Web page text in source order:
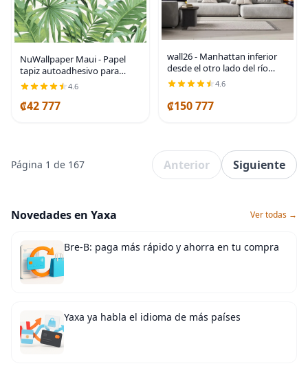
NuWallpaper Maui - Papel
tapiz autoadhesivo para
pared, papel de contacto
extraíble de hojas tropicales
verdes para paredes,
4.6
₡42 777
wall26 - Manhattan inferior
desde el otro lado del río
Hudson en la ciudad de
Nueva York. - Mural de pared
removible. Papel pintado
grande Obra de
4.6
₡150 777
Página 1 de 167 Anterior Siguiente
Novedades en Yaxa Ver todas →
Bre-B: paga más rápido y ahorra en tu compra
Yaxa ya habla el idioma de más países